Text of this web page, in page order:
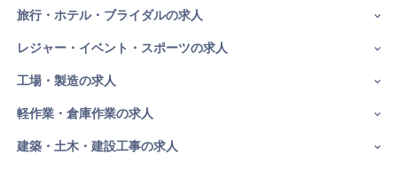
旅行・ホテル・ブライダルの求人
レジャー・イベント・スポーツの求人
工場・製造の求人
軽作業・倉庫作業の求人
建築・土木・建設工事の求人